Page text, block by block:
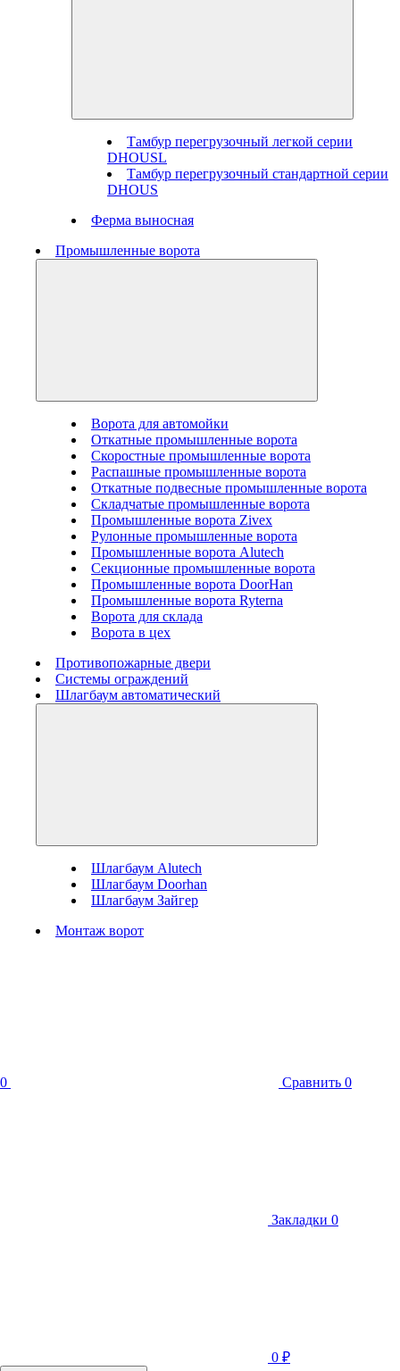
Тамбур перегрузочный легкой серии
DHOUSL
Тамбур перегрузочный стандартной серии
DHOUS
Ферма выносная
Промышленные ворота
Ворота для автомойки
Откатные промышленные ворота
Скоростные промышленные ворота
Распашные промышленные ворота
Откатные подвесные промышленные ворота
Складчатые промышленные ворота
Промышленные ворота Zivex
Рулонные промышленные ворота
Промышленные ворота Alutech
Секционные промышленные ворота
Промышленные ворота DoorHan
Промышленные ворота Ryterna
Ворота для склада
Ворота в цех
Противопожарные двери
Системы ограждений
Шлагбаум автоматический
Шлагбаум Alutech
Шлагбаум Doorhan
Шлагбаум Зайгер
Монтаж ворот
0 Сравнить 0
Закладки 0
0 ₽